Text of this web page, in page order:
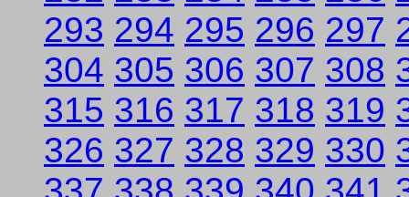
293 294 295 296 297
304 305 306 307 308
315 316 317 318 319
326 327 328 329 330